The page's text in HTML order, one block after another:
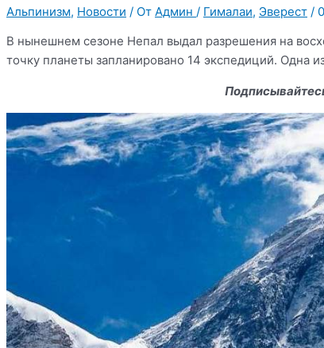
Альпинизм, Новости / От Админ / Гималаи, Эверест /
В нынешнем сезоне Непал выдал разрешения на
точку планеты запланировано 14 экспедиций. Одна